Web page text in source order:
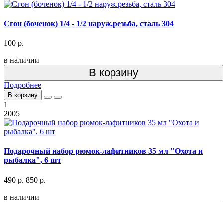
Сгон (боченок) 1/4 - 1/2 наруж.резьба, сталь 304
100 р.
в наличии
В корзину
Подробнее
В корзину
1
2005
Подарочный набор рюмок-лафитников 35 мл "Охота и
рыбалка", 6 шт
490 р. 850 р.
в наличии